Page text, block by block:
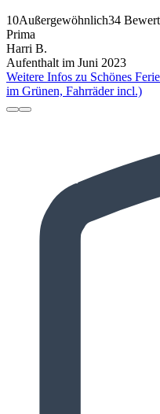
10Außergewöhnlich34
Prima
Harri B.
Aufenthalt im Juni 2023
Weitere Infos zu Schönes
im Grünen, Fahrräder incl.)